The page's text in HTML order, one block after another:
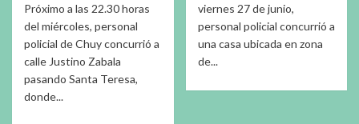
Próximo a las 22.30 horas
del miércoles, personal
policial de Chuy concurrió a
calle Justino Zabala
pasando Santa Teresa,
donde...
viernes 27 de junio,
personal policial concurrió a
una casa ubicada en zona
de...